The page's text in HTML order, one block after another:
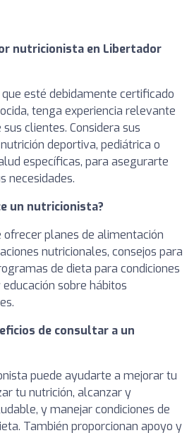
nutricionista en Libertador
esté debidamente certificado
tenga experiencia relevante
clientes. Considera sus
deportiva, pediátrica o
específicas, para asegurarte
necesidades.
un nutricionista?
ofrecer planes de alimentación
nutricionales, consejos para
de dieta para condiciones
sobre hábitos
de consultar a un
puede ayudarte a mejorar tu
tu nutrición, alcanzar y
y manejar condiciones de
También proporcionan apoyo y